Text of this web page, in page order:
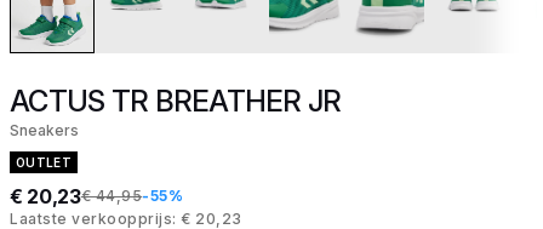
ACTUS TR BREATHER JR
Sneakers
OUTLET
€ 20,23€ 44,95-55%
Laatste verkoopprijs: € 20,23